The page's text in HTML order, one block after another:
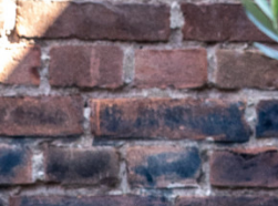
volume dat je kunt
techniek beter